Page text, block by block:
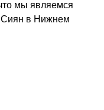
мы являемся
в Нижнем